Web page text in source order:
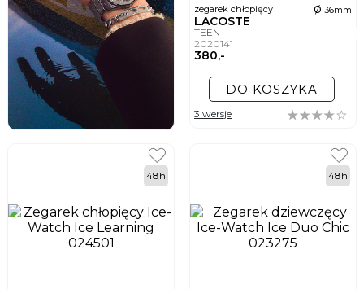
zegarek chłopięcy ø 36mm
LACOSTE
TEEN
2020141
380,-
DO KOSZYKA
3 wersje
48h 48h